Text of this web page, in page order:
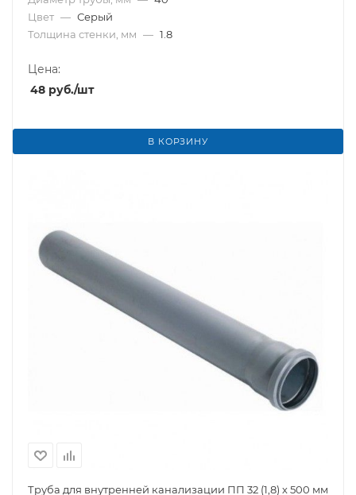
Цвет — Серый
Толщина стенки, мм — 1.8
Цена:
48 руб./шт
В КОРЗИНУ
Труба для внутренней канализации ПП 32 (1,8) х 500 мм